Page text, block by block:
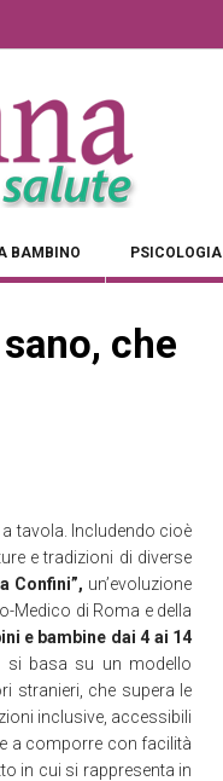
BAMBINO PSICOLOGIA
che
tavola. Includendo cioè
e tradizioni di diverse
Confini”, un’evoluzione
Medico di Roma e della
e bambine dai 4 ai 14
, si basa su un modello
stranieri, che supera le
inclusive, accessibili
a comporre con facilità
in cui si rappresenta in